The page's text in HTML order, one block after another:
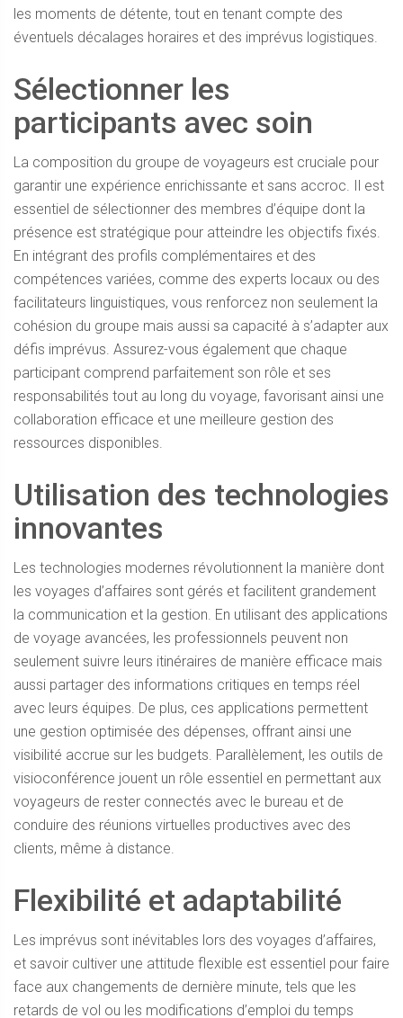
les moments de détente, tout en tenant compte des
éventuels décalages horaires et des imprévus logistiques.
Sélectionner les
participants avec soin
La composition du groupe de voyageurs est cruciale pour
garantir une expérience enrichissante et sans accroc. Il est
essentiel de sélectionner des membres d’équipe dont la
présence est stratégique pour atteindre les objectifs fixés.
En intégrant des profils complémentaires et des
compétences variées, comme des experts locaux ou des
facilitateurs linguistiques, vous renforcez non seulement la
cohésion du groupe mais aussi sa capacité à s’adapter aux
défis imprévus. Assurez-vous également que chaque
participant comprend parfaitement son rôle et ses
responsabilités tout au long du voyage, favorisant ainsi une
collaboration efficace et une meilleure gestion des
ressources disponibles.
Utilisation des technologies
innovantes
Les technologies modernes révolutionnent la manière dont
les voyages d’affaires sont gérés et facilitent grandement
la communication et la gestion. En utilisant des applications
de voyage avancées, les professionnels peuvent non
seulement suivre leurs itinéraires de manière efficace mais
aussi partager des informations critiques en temps réel
avec leurs équipes. De plus, ces applications permettent
une gestion optimisée des dépenses, offrant ainsi une
visibilité accrue sur les budgets. Parallèlement, les outils de
visioconférence jouent un rôle essentiel en permettant aux
voyageurs de rester connectés avec le bureau et de
conduire des réunions virtuelles productives avec des
clients, même à distance.
Flexibilité et adaptabilité
Les imprévus sont inévitables lors des voyages d’affaires,
et savoir cultiver une attitude flexible est essentiel pour faire
face aux changements de dernière minute, tels que les
retards de vol ou les modifications d’emploi du temps